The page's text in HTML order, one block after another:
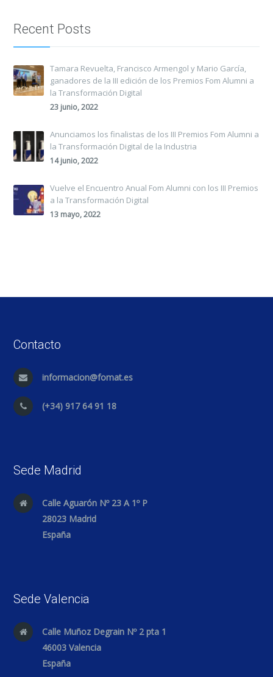
Recent Posts
Tamara Revuelta, Francisco Armengol y Mario García,
ganadores de la III edición de los Premios Fom Alumni a
la Transformación Digital
23 junio, 2022
Anunciamos los finalistas de los III Premios Fom Alumni a
la Transformación Digital de la Industria
14 junio, 2022
Vuelve el Encuentro Anual Fom Alumni con los III Premios
a la Transformación Digital
13 mayo, 2022
Contacto
informacion@fomat.es
(+34) 917 64 91 18
Sede Madrid
Calle Aguarón Nº 23 A 1º P
28023 Madrid
España
Sede Valencia
Calle Muñoz Degrain Nº 2 pta 1
46003 Valencia
España